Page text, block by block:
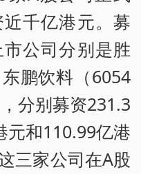
千亿港元。募
公司分别是胜
鹏饮料（6054
分别募资231.3
元和110.99亿港
三家公司在A股